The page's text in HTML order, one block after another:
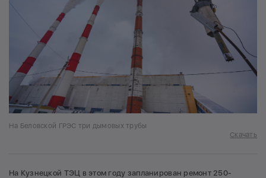
На Беловской ГРЭС три дымовых трубы
Скачать
На Кузнецкой ТЭЦ в этом году запланирован ремонт 250-